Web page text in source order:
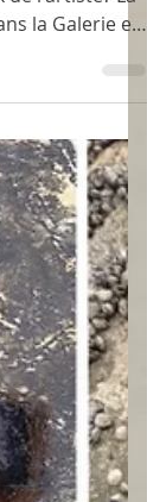
les photos